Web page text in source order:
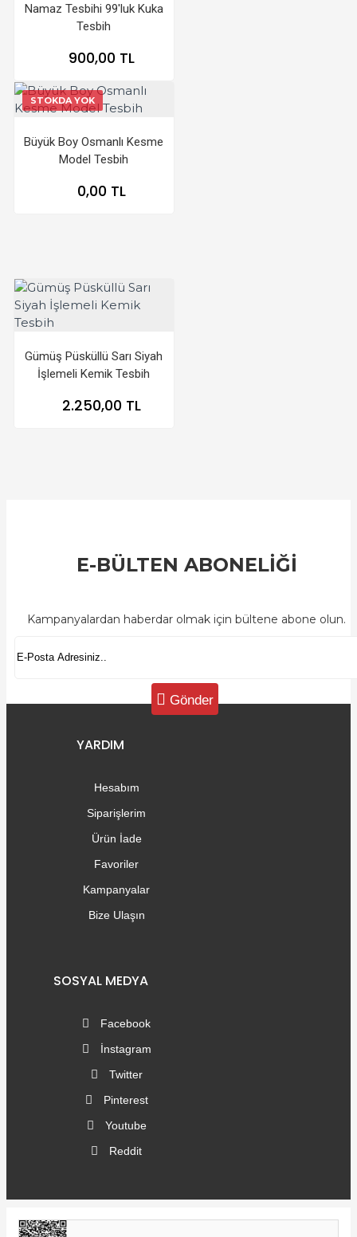
Namaz Tesbihi 99'luk Kuka
Tesbih
900,00 TL
STOKDA YOK
Büyük Boy Osmanlı Kesme
Model Tesbih
0,00 TL
Gümüş Püsküllü Sarı Siyah
İşlemeli Kemik Tesbih
2.250,00 TL
E-BÜLTEN ABONELİĞİ
Kampanyalardan haberdar olmak için bültene abone olun.
Gönder
YARDIM
Hesabım
Siparişlerim
Ürün İade
Favoriler
Kampanyalar
Bize Ulaşın
SOSYAL MEDYA
Facebook
İnstagram
Twitter
Pinterest
Youtube
Reddit